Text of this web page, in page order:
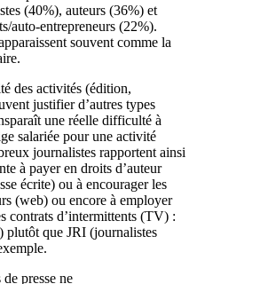
(40%), auteurs (36%) et
auto-entrepreneurs (22%).
souvent comme la
des activités (édition,
justifier d’autres types
une réelle difficulté à
salariée pour une activité
journalistes rapportent ainsi
à payer en droits d’auteur
écrite) ou à encourager les
(web) ou encore à employer
contrats d’intermittents (TV) :
plutôt que JRI (journalistes
presse ne